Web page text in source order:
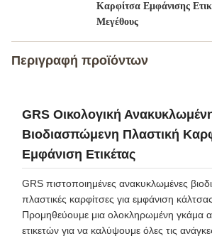
Καρφίτσα Εμφάνισης
Μεγέθους
Περιγραφή προϊόντων
GRS Οικολογική
Βιοδιασπώμενη Πλαστική
Εμφάνιση Ετικέτας
GRS πιστοποιημένες ανακυκλωμένες
πλαστικές καρφίτσες για εμφάνιση
Προμηθεύουμε μια ολοκληρωμένη γκάμα
ετικετών για να καλύψουμε όλες τις